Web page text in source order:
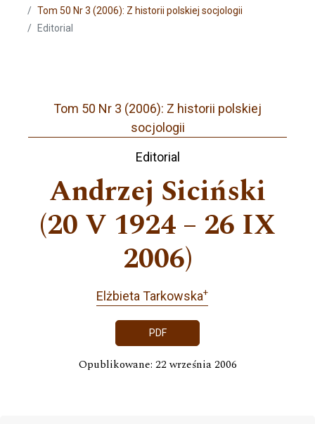
Tom 50 Nr 3 (2006): Z historii polskiej socjologii
Editorial
Tom 50 Nr 3 (2006): Z historii polskiej
socjologii
Editorial
Andrzej Siciński
(20 V 1924 – 26 IX
2006)
Elżbieta Tarkowska+
PDF
Opublikowane: 22 września 2006